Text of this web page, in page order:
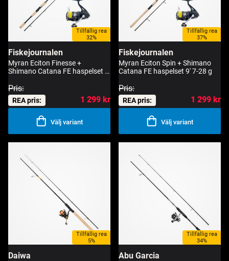
Tillfällig rea
32%
Fiskejournalen
Myran Eciton Finesse +
Shimano Catana FE haspelset 8'
Pris:
REA pris:
1 299 kr
Välj variant
Tillfällig rea
37%
Fiskejournalen
Myran Eciton Spin + Shimano
Catana FE haspelset 9' 7-28 g
Pris:
REA pris:
1 299 kr
Välj variant
Tillfällig rea
5%
Daiwa
Tillfällig rea
34%
Abu Garcia